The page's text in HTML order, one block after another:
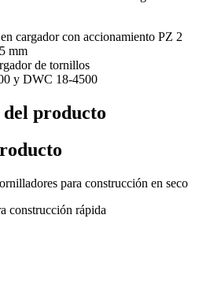
cargador con accionamiento PZ 2
mm
de tornillos
y DWC 18-4500
del producto
para construcción en seco
construcción rápida